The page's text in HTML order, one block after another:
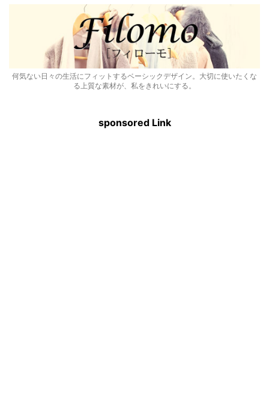
何気ない日々の生活にフィットするベーシックデザイン。大切に使いたくな
る上質な素材が、私をきれいにする。
sponsored Link